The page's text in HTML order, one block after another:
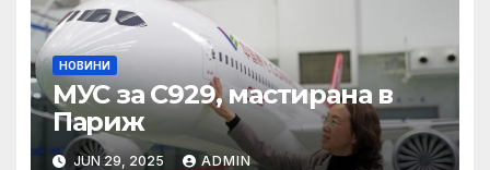
НОВИНИ
МУС за C929, мастирана в
Париж
JUN 29, 2025 ADMIN